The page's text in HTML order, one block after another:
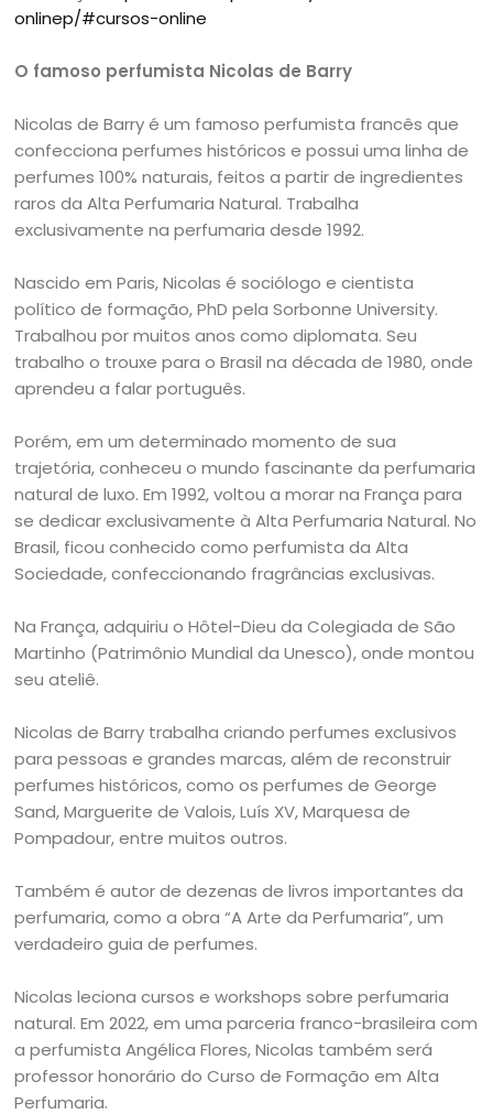
onlinep/#cursos-online
O famoso perfumista Nicolas de Barry
Nicolas de Barry é um famoso perfumista francês que
confecciona perfumes históricos e possui uma linha de
perfumes 100% naturais, feitos a partir de ingredientes
raros da Alta Perfumaria Natural. Trabalha
exclusivamente na perfumaria desde 1992.
Nascido em Paris, Nicolas é sociólogo e cientista
político de formação, PhD pela Sorbonne University.
Trabalhou por muitos anos como diplomata. Seu
trabalho o trouxe para o Brasil na década de 1980, onde
aprendeu a falar português.
Porém, em um determinado momento de sua
trajetória, conheceu o mundo fascinante da perfumaria
natural de luxo. Em 1992, voltou a morar na França para
se dedicar exclusivamente à Alta Perfumaria Natural. No
Brasil, ficou conhecido como perfumista da Alta
Sociedade, confeccionando fragrâncias exclusivas.
Na França, adquiriu o Hôtel-Dieu da Colegiada de São
Martinho (Patrimônio Mundial da Unesco), onde montou
seu ateliê.
Nicolas de Barry trabalha criando perfumes exclusivos
para pessoas e grandes marcas, além de reconstruir
perfumes históricos, como os perfumes de George
Sand, Marguerite de Valois, Luís XV, Marquesa de
Pompadour, entre muitos outros.
Também é autor de dezenas de livros importantes da
perfumaria, como a obra “A Arte da Perfumaria”, um
verdadeiro guia de perfumes.
Nicolas leciona cursos e workshops sobre perfumaria
natural. Em 2022, em uma parceria franco-brasileira com
a perfumista Angélica Flores, Nicolas também será
professor honorário do Curso de Formação em Alta
Perfumaria.